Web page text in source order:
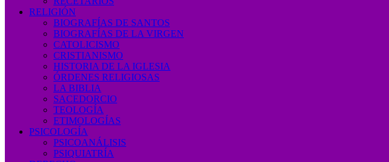
RELIGIÓN
BIOGRAFÍAS DE SANTOS
BIOGRAFÍAS DE LA VIRGEN
CATOLICISMO
CRISTIANISMO
HISTORIA DE LA IGLESIA
ÓRDENES RELIGIOSAS
LA BIBLIA
SACEDORCIO
TEOLOGÍA
ETIMOLOGÍAS
PSICOLOGÍA
PSICOANÁLISIS
PSIQUIATRÍA